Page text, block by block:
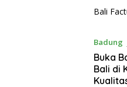
Bali
Badung
Buka
Bali di